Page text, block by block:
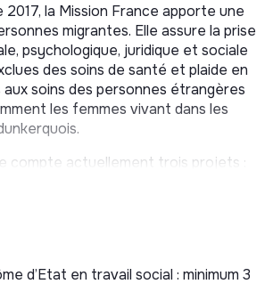
2017, la Mission France apporte une
migrantes. Elle assure la prise
psychologique, juridique et sociale
des soins de santé et plaide en
soins des personnes étrangères
les femmes vivant dans les
compte actuellement trois projets :
Le projet est ouvert depuis
sociale et juridique des
il a connu une évolution importante
d’Etat en travail social : minimum 3